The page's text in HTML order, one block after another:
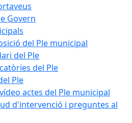
Govern
del Ple municipal
del Ple
del Ple
Ple
actes del Ple municipal
d'intervenció i preguntes al